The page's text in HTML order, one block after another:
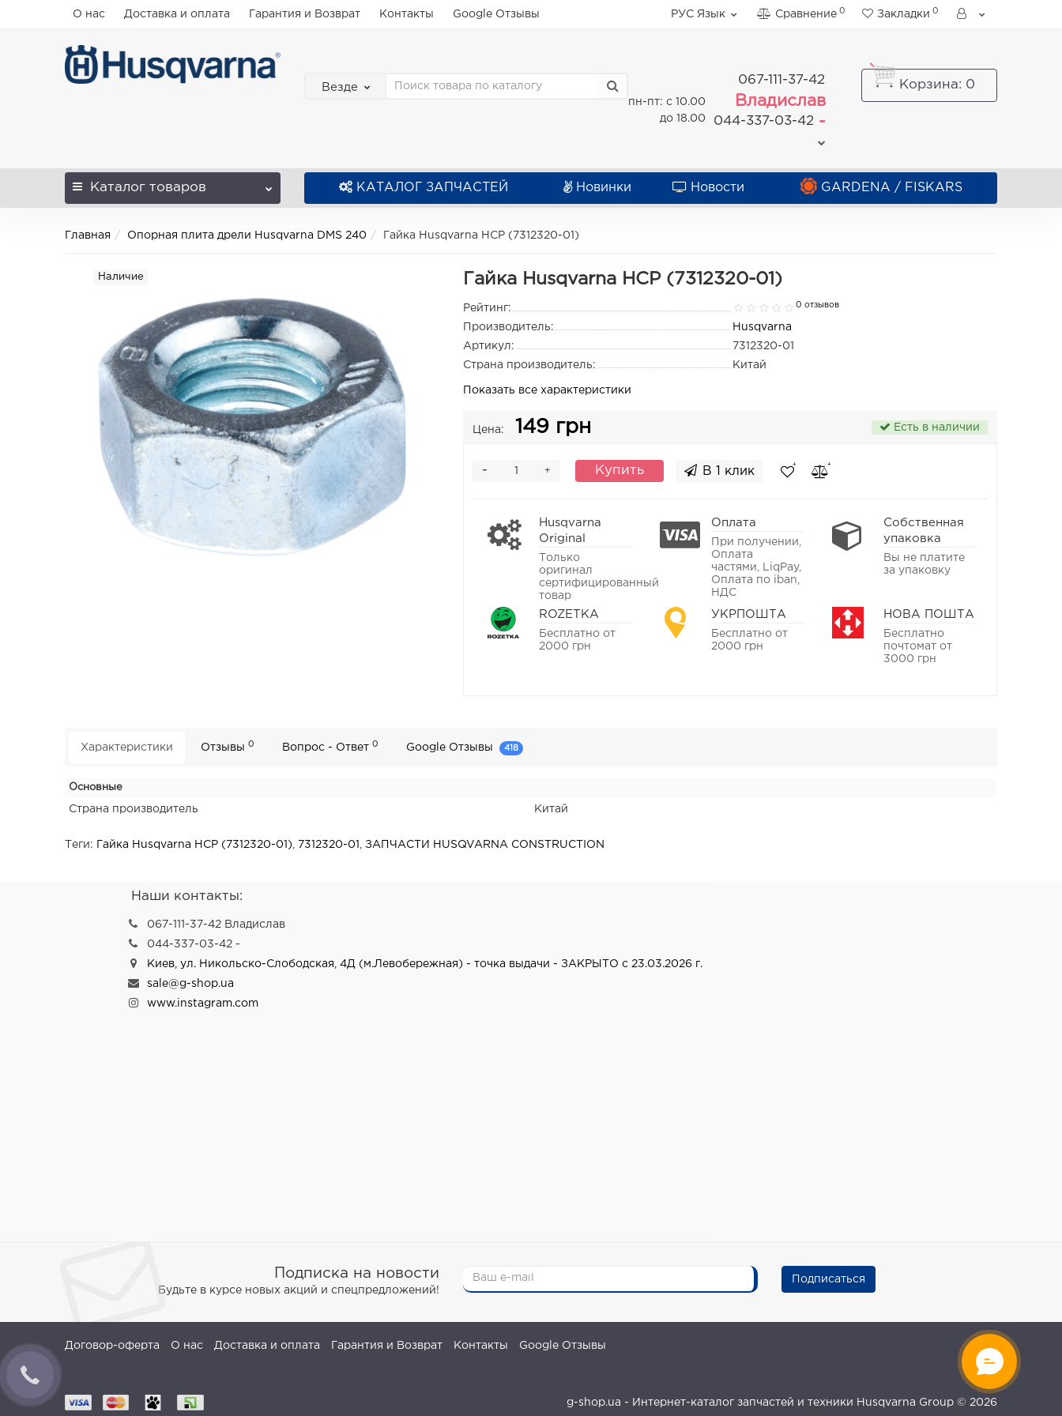
О нас Доставка и оплата Гарантия и Возврат Контакты Google Отзывы РУС Язык Сравнение 0 Закладки 0
Везде
пн-пт: с 10.00
до 18.00
067-111-37-42
Владислав
044-337-03-42 -
Корзина: 0
Каталог товаров КАТАЛОГ ЗАПЧАСТЕЙ Новинки Новости GARDENA / FISKARS
Главная Опорная плита дрели Husqvarna DMS 240 Гайка Husqvarna HCP (7312320-01)
Наличие Гайка Husqvarna HCP (7312320-01)
Рейтинг: 0 отзывов
Производитель:
Husqvarna
Артикул:
7312320-01
Страна производитель:
Китай
Показать все характеристики
Цена: 149 грн Есть в наличии
+
- Купить В 1 клик
Husqvarna
Original
Только
оригинал
сертифицированный
товар
Оплата
При получении,
Оплата
частями, LiqPay,
Оплата по iban,
НДС
Собственная
упаковка
Вы не платите
за упаковку
ROZETKA
Бесплатно от
2000 грн
УКРПОШТА
Бесплатно от
2000 грн
НОВА ПОШТА
Бесплатно
почтомат от
3000 грн
Характеристики Отзывы0 Вопрос - Ответ0 Google Отзывы 418
Основные
Страна производитель Китай
Теги: Гайка Husqvarna HCP (7312320-01) 7312320-01 ,ЗАПЧАСТИ HUSQVARNA CONSTRUCTION
Наши контакты:
067-111-37-42 Владислав
044-337-03-42 -
Киев, ул. Никольско-Слободская, 4Д (м.Левобережная) - точка выдачи - ЗАКРЫТО с 23.03.2026 г.
sale@g-shop.ua
www.instagram.com
Подписка на новости
Будьте в курсе новых акций и спецпредложений!
Подписаться
Договор-оферта О нас Доставка и оплата Гарантия и Возврат Контакты Google Отзывы
g-shop.ua - Интернет-каталог запчастей и техники Husqvarna Group © 2026